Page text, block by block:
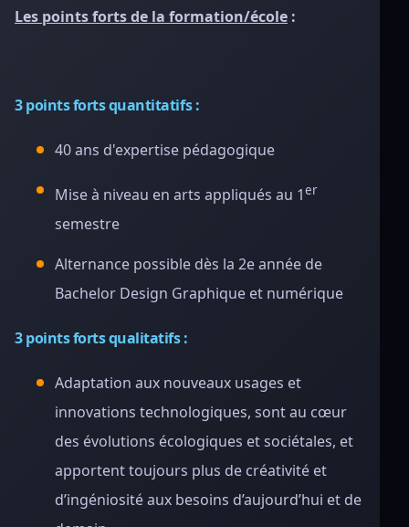
Les points forts de la formation/école :
3 points forts quantitatifs :
40 ans d'expertise pédagogique
Mise à niveau en arts appliqués au 1er
semestre
Alternance possible dès la 2e année de
Bachelor Design Graphique et numérique
3 points forts qualitatifs :
Adaptation aux nouveaux usages et
innovations technologiques, sont au cœur
des évolutions écologiques et sociétales, et
apportent toujours plus de créativité et
d’ingéniosité aux besoins d’aujourd’hui et de